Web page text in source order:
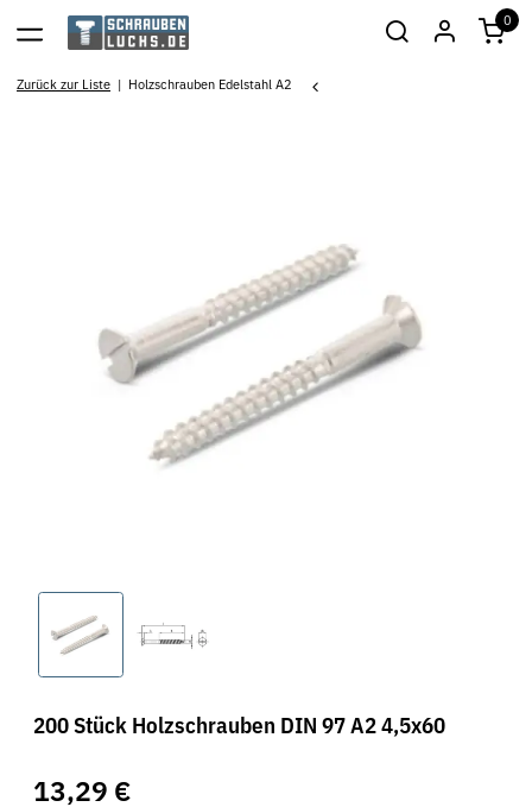
0
Zurück zur Liste Holzschrauben Edelstahl A2
200 Stück Holzschrauben DIN 97 A2 4,5x60
13,29 €